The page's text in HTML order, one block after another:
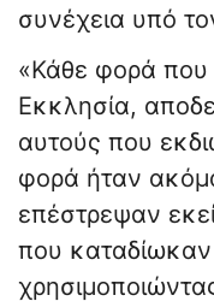
συνέχεια υπό
«Κάθε φορά
Εκκλησία,
αυτούς που
φορά ήταν
επέστρεψαν
που